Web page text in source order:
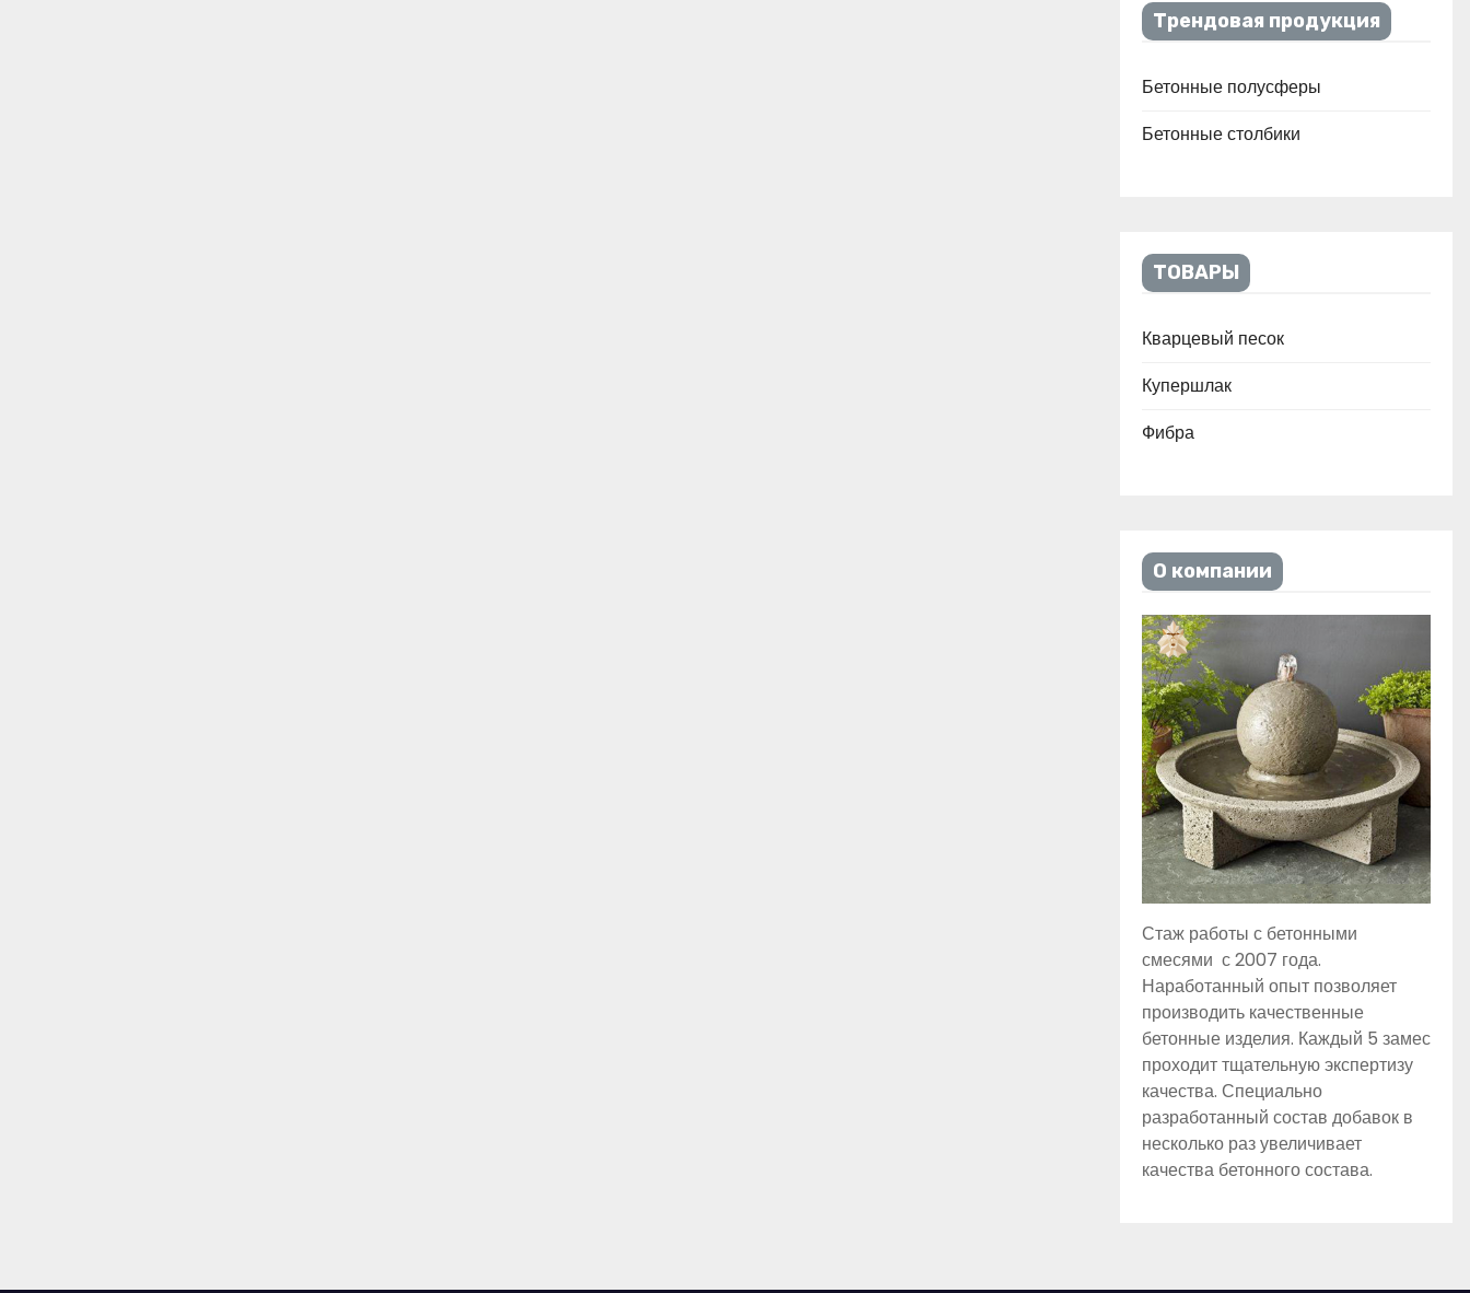
Трендовая продукция
Бетонные полусферы
Бетонные столбики
ТОВАРЫ
Кварцевый песок
Купершлак
Фибра
О компании
Стаж работы с бетонными
смесями с 2007 года.
Наработанный опыт позволяет
производить качественные
бетонные изделия. Каждый 5 замес
проходит тщательную экспертизу
качества. Специально
разработанный состав добавок в
несколько раз увеличивает
качества бетонного состава.